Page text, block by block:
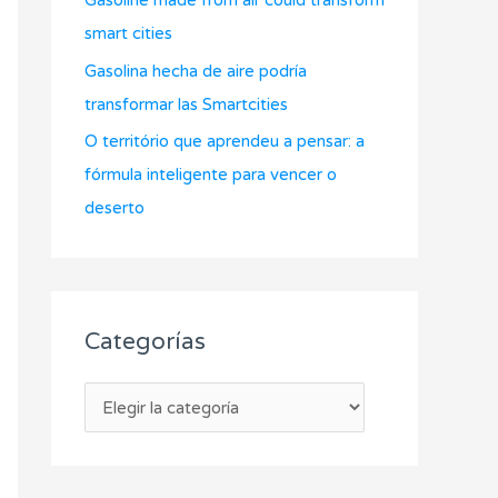
:smart cities
Gasolina hecha de aire podría
transformar las Smartcities
O território que aprendeu a pensar: a
fórmula inteligente para vencer o
deserto
Categorías